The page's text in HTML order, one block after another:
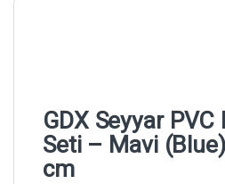
GDX Seyyar PVC
Seti – Mavi
cm